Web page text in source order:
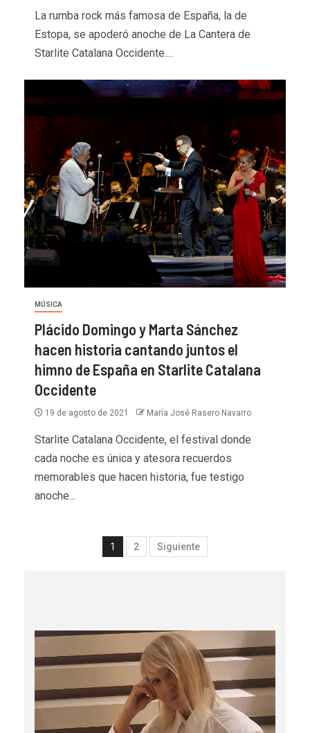
La rumba rock más famosa de España, la de
Estopa, se apoderó anoche de La Cantera de
Starlite Catalana Occidente....
MÚSICA
Plácido Domingo y Marta Sánchez
hacen historia cantando juntos el
himno de España en Starlite Catalana
Occidente
19 de agosto de 2021 María José Rasero Navarro
Starlite Catalana Occidente, el festival donde
cada noche es única y atesora recuerdos
memorables que hacen historia, fue testigo
anoche...
1 2 Siguiente